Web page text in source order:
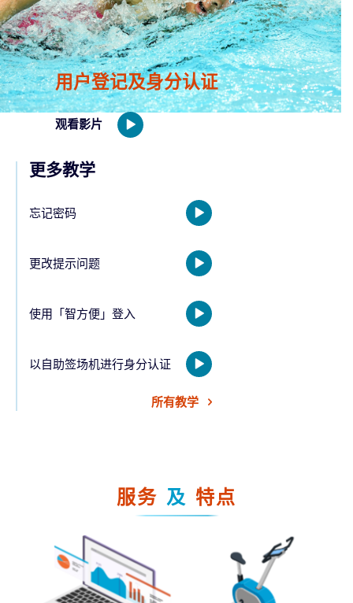
用户登记及身分认证
观看影片
更多教学
忘记密码
更改提示问题
使用「智方便」登入
以自助签场机进行身分认证
所有教学
服务 及 特点